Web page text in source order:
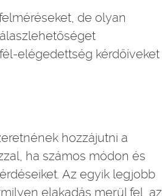
de olyan
elégedettség kérdőíveket
hozzájutni a
ha számos módon és
Az egyik legjobb
elakadás merül fel, az